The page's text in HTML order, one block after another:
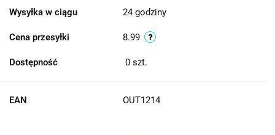
Wysyłka w ciągu 24 godziny
Cena przesyłki 8.99
Dostępność 0 szt.
EAN OUT1214